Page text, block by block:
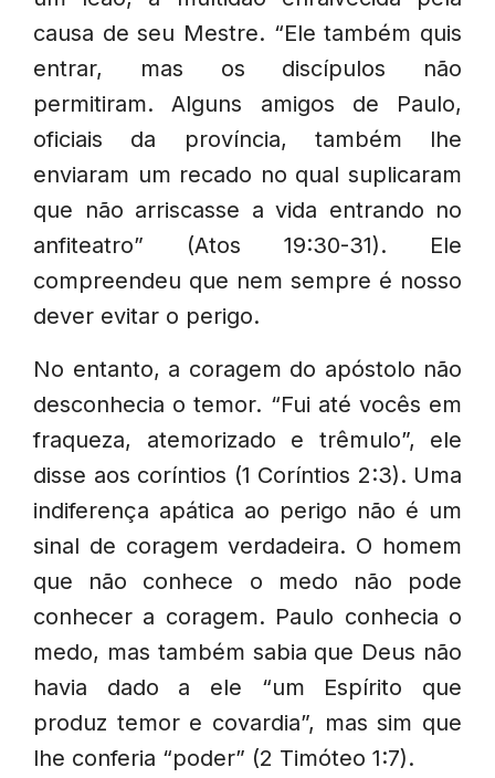
causa de seu Mestre. “Ele também quis
entrar, mas os discípulos não
permitiram. Alguns amigos de Paulo,
oficiais da província, também lhe
enviaram um recado no qual suplicaram
que não arriscasse a vida entrando no
anfiteatro” (Atos 19:30-31). Ele
compreendeu que nem sempre é nosso
dever evitar o perigo.
No entanto, a coragem do apóstolo não
desconhecia o temor. “Fui até vocês em
fraqueza, atemorizado e trêmulo”, ele
disse aos coríntios (1 Coríntios 2:3). Uma
indiferença apática ao perigo não é um
sinal de coragem verdadeira. O homem
que não conhece o medo não pode
conhecer a coragem. Paulo conhecia o
medo, mas também sabia que Deus não
havia dado a ele “um Espírito que
produz temor e covardia”, mas sim que
lhe conferia “poder” (2 Timóteo 1:7).